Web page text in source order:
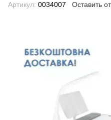
Артикул: 0034007 Оставить